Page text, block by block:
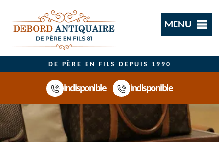
MENU
DE PÈRE EN FILS DEPUIS 1990
indisponible indisponible